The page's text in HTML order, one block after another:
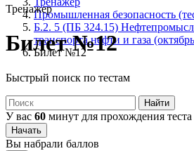
Промышленная безопасность
Б.2. 5 (ПБ 324.15)
транспорта нефти и газа
Билет №12
Тренажер
Билет №12
Быстрый поиск по тестам
Найти
У вас 60 минут для прохождения теста
Начать
Вы набрали баллов